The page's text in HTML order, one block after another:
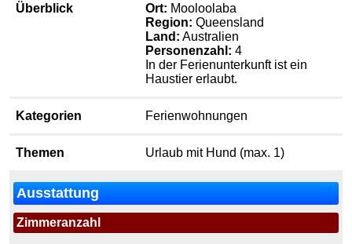
Überblick Ort: Mooloolaba
Region: Queensland
Land: Australien
Personenzahl: 4
In der Ferienunterkunft ist ein
Haustier erlaubt.
Kategorien Ferienwohnungen
Themen Urlaub mit Hund (max. 1)
Ausstattung
Zimmeranzahl